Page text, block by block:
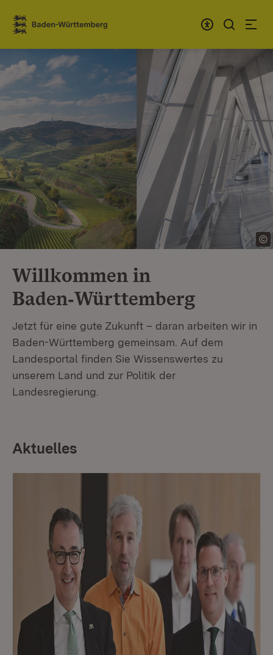
Zum Inhalt springen
Link zur Startseite
Willkommen in
Baden‑Württemberg
Jetzt für eine gute Zukunft – daran arbeiten wir in
Baden-Württemberg gemeinsam. Auf dem
Landesportal finden Sie Wissenswertes zu
unserem Land und zur Politik der
Landesregierung.
Aktuelles